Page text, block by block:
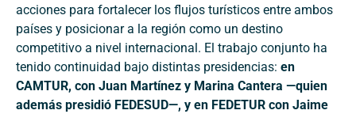
acciones para fortalecer los flujos turísticos entre ambos
países y posicionar a la región como un destino
competitivo a nivel internacional. El trabajo conjunto ha
tenido continuidad bajo distintas presidencias: en
CAMTUR, con Juan Martínez y Marina Cantera —quien
además presidió FEDESUD—, y en FEDETUR con Jaime